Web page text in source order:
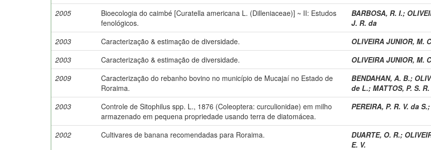
2005
Bioecologia do caimbé [Curatella americana L. (Dilleniaceae)] ~ II: Estudos
fenológicos.
BARBOSA, R. I.;
J. R. da
2003
Caracterização & estimação de diversidade. OLIVEIRA JUNIOR, M.
2003
Caracterização & estimação de diversidade. OLIVEIRA JUNIOR, M.
2009
Caracterização do rebanho bovino no município de Mucajaí no Estado de
Roraima.
BENDAHAN, A. B.;
de L.; MATTOS, P. S.
2003
Controle de Sitophilus spp. L., 1876 (Coleoptera: curculionidae) em milho
armazenado em pequena propriedade usando terra de diatomácea.
PEREIRA, P. R. V. da S.;
2002 Cultivares de banana recomendadas para Roraima. DUARTE, O. R.;
E. V.